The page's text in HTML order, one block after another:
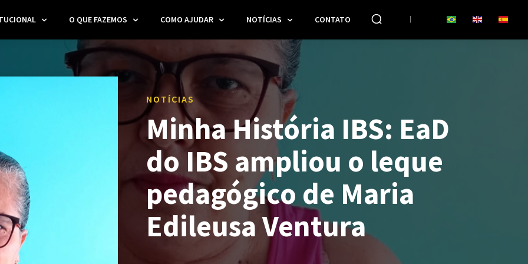
O QUE FAZEMOS COMO AJUDAR NOTÍCIAS CONTATO
NOTÍCIAS
Minha História IBS: EaD
do IBS ampliou o leque
pedagógico de Maria
Edileusa Ventura